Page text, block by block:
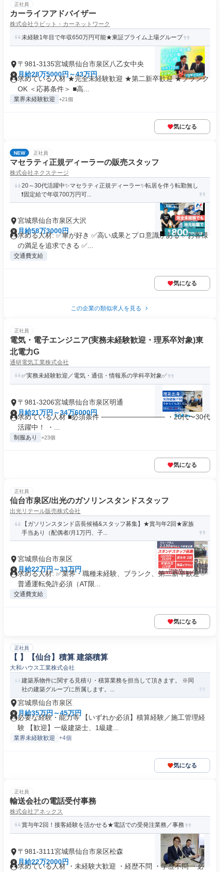
正社員
カーライフアドバイザー
株式会社ラビット・カーネットワーク
未経験1年目で年収650万円可能★東証プライム上場グループ
〒981-3135宮城県仙台市泉区八乙女中央
月給28万5000円～43万円
求めている人材 ★完全未経験歓迎 ★第二新卒歓迎 ★ブランク
OK ＜応募条件＞ ■高...
業界未経験歓迎 +21個
気になる
NEW 正社員
マセラティ正規ディーラーの販売スタッフ
株式会社ネクステージ
20～30代活躍中✨マセラティ正規ディーラー✨転居を伴う転勤無し
❗固定給で年収700万円可...
宮城県仙台市泉区大沢
月給58万3000円
求める人材: ✅車が好き ✅高い成果とプロ意識がある ✅お客様
の満足を追求できる ✅...
交通費支給
気になる
この企業の類似求人を見る
正社員
電気・電子エンジニア(実務未経験歓迎・理系卒対象)東
北電力G
通研電気工業株式会社
✅️実務未経験歓迎／電気・通信・情報系の学科卒対象✅️
〒981-3206宮城県仙台市泉区明通
月給21万円～34万6000円
求めている人材 ■必須条件 ───────────── ・20代〜30代
活躍中！ ・...
制服あり +23個
気になる
正社員
仙台市泉区/出光のガソリンスタンドスタッフ
出光リテール販売株式会社
【ガソリンスタンド店長候補&スタッフ募集】★賞与年2回★家族
手当あり（配偶者/月1万円、子...
宮城県仙台市泉区
月給22万円～33万円
求める人材: ✅業界・職種未経験、ブランク、第二新卒歓迎 ✅
普通運転免許必須（AT限...
交通費支給
気になる
正社員
【 】【仙台】積算 建築積算
大和ハウス工業株式会社
建築系物件に関する見積り・積算業務を担当して頂きます。 ※同
社の建築グループに所属します。...
宮城県仙台市泉区
月給35万円～45万円
必要な経験・能力等 【いずれか必須】積算経験／施工管理経
験 【歓迎】一級建築士、1級建...
業界未経験歓迎 +4個
気になる
正社員
輸送会社の電話受付事務
株式会社アネックス
賞与年2回！接客経験を活かせる★電話での受発注業務／事務
〒981-3111宮城県仙台市泉区松森
月給22万2000円
求めている人材 ・未経験大歓迎 ・経歴不問 ・学歴不問 ・必